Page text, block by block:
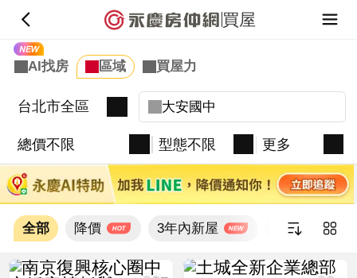
買屋
台北市全區
總價不限 型態不限 更多
全部 降價 3年內新屋 新上架